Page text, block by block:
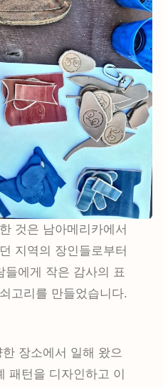
것은 남아메리카에서
지역의 장인들로부터
들에게 작은 감사의 표
고리를 만들었습니다.
장소에서 일해 왔으
패턴을 디자인하고 이